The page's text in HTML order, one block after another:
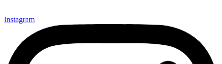
Instagram